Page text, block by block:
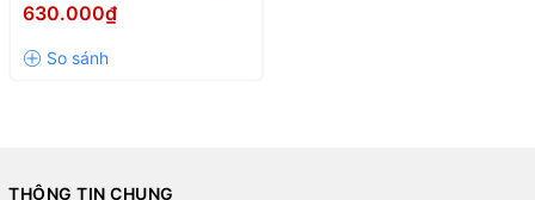
đại 4.0 dần được trao đến tay người dùng hơn. Những ưu điểm
mọi nhu cầu sử dụng.
MÀU ĐEN
630.000₫
THÔNG TIN CHUNG